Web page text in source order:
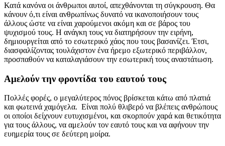
Κατά κανόνα οι άνθρωποι αυτοί, απεχθάνονται τη σύγκρουση. Θα
κάνουν ό,τι είναι ανθρωπίνως δυνατό να ικανοποιήσουν τους
άλλους ώστε να είναι χαρούμενοι ακόμη και σε βάρος του
ψυχισμού τους. Η ανάγκη τους να διατηρήσουν την ειρήνη,
δημιουργείται από το εσωτερικό χάος που τους βασανίζει. Έτσι,
διασφαλίζοντας τουλάχιστον ένα ήρεμο εξωτερικό περιβάλλον,
προσπαθούν να καταλαγιάσουν την εσωτερική τους αναστάτωση.
Αμελούν την φροντίδα του εαυτού τους
Πολλές φορές, ο μεγαλύτερος πόνος βρίσκεται κάτω από πλατιά
και φωτεινά χαμόγελα. Είναι πολύ θλιβερό να βλέπεις ανθρώπους
οι οποίοι δείχνουν ευτυχισμένοι, και σκορπούν χαρά και θετικότητα
για τους άλλους, να αμελούν τον εαυτό τους και να αφήνουν την
ευημερία τους σε δεύτερη μοίρα.